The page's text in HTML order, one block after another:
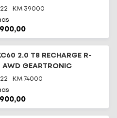
KM 39000
2.0 T8 RECHARGE R-
AWD GEARTRONIC
KM 74000